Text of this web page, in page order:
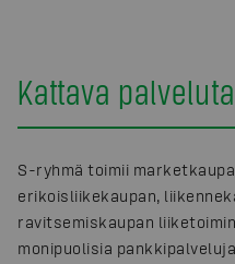
Kattava
S-ryhmä toimii
erikoisliikekaupan,
ravitsemiskaupan
monipuolisia